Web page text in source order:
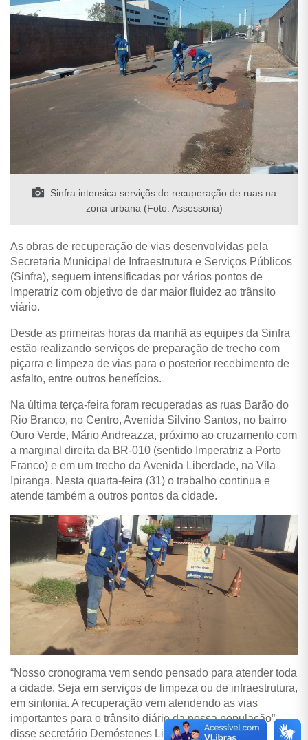
Sinfra intensica serviçõs de recuperação de ruas na
zona urbana (Foto: Assessoria)
As obras de recuperação de vias desenvolvidas pela
Secretaria Municipal de Infraestrutura e Serviços Públicos
(Sinfra), seguem intensificadas por vários pontos de
Imperatriz com objetivo de dar maior fluidez ao trânsito
viário.
Desde as primeiras horas da manhã as equipes da Sinfra
estão realizando serviços de preparação de trecho com
piçarra e limpeza de vias para o posterior recebimento de
asfalto, entre outros benefícios.
Na última terça-feira foram recuperadas as ruas Barão do
Rio Branco, no Centro, Avenida Silvino Santos, no bairro
Ouro Verde, Mário Andreazza, próximo ao cruzamento com
a marginal direita da BR-010 (sentido Imperatriz a Porto
Franco) e em um trecho da Avenida Liberdade, na Vila
Ipiranga. Nesta quarta-feira (31) o trabalho continua e
atende também a outros pontos da cidade.
“Nosso cronograma vem sendo pensado para atender toda
a cidade. Seja em serviços de limpeza ou de infraestrutura,
em sintonia. A recuperação vem atendendo as vias
importantes para o trânsito diário da nossa população”,
disse secretário Demóstenes Lima.